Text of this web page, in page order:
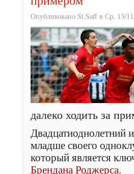
Опубликовано St.Saff в Ср, 13/
далеко ходить за
Двадцатиоднолетний
младше своего
который является
Брендана Роджерса.